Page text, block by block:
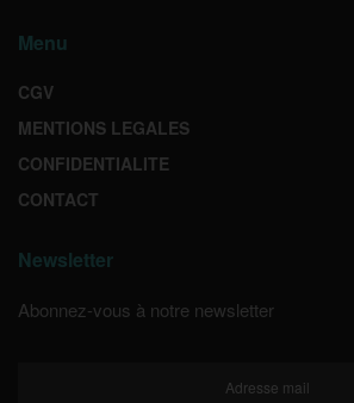
Menu
CGV
MENTIONS LEGALES
CONFIDENTIALITE
CONTACT
Newsletter
Abonnez-vous à notre newsletter